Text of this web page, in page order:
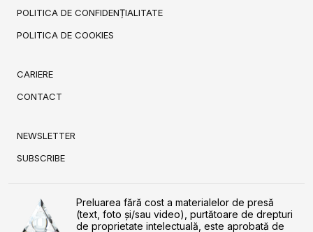
POLITICA DE CONFIDENȚIALITATE
POLITICA DE COOKIES
CARIERE
CONTACT
NEWSLETTER
SUBSCRIBE
Preluarea fără cost a materialelor de presă
(text, foto și/sau video), purtătoare de drepturi
de proprietate intelectuală, este aprobată de